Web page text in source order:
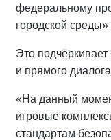
федеральному
городской среды»
Это
и прямого
«На данный
игровые
стандартам